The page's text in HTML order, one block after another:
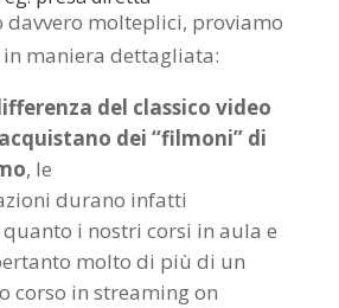
davvero molteplici, proviamo
maniera dettagliata:
del classico video
dei “filmoni” di
, le
durano infatti
i nostri corsi in aula e
molto di più di un
corso in streaming on